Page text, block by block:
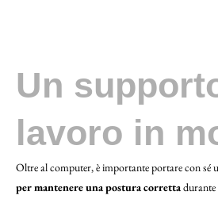
Un
lavoro in
Oltre al computer, è importante portare con sé
per mantenere una postura correttadurante